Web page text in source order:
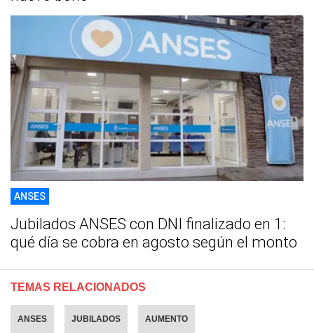
ANSES
Jubilados ANSES con DNI finalizado en 1:
qué día se cobra en agosto según el monto
TEMAS RELACIONADOS
ANSES JUBILADOS AUMENTO